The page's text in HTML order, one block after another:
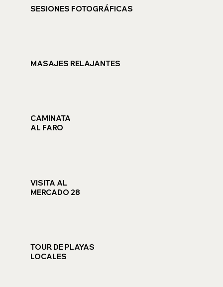
SESIONES FOTOGRÁFICAS
MASAJES RELAJANTES
CAMINATA
AL FARO
VISITA AL
MERCADO 28
TOUR DE PLAYAS
LOCALES